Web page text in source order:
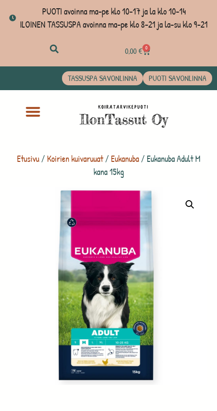
PUOTI avoinna ma-pe klo 10-17 ja la klo 10-14
ILOINEN TASSUSPA avoinna ma-pe klo 8-21 ja la-su klo 9-21
0,00€ 0
TASSUSPA SAVONLINNA PUOTI SAVONLINNA
Etusivu/Koirien kuivaruuat/Eukanuba/ Eukanuba Adult M
kana 15kg